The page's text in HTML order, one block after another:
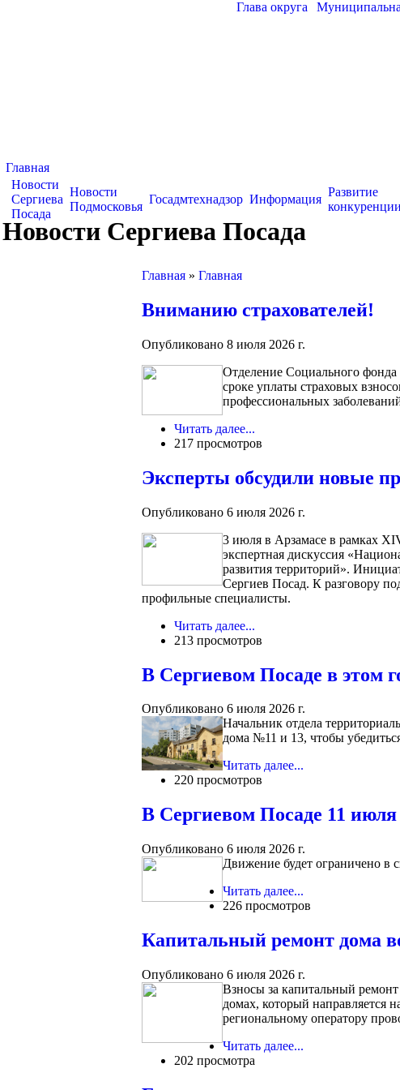
Глава округа
Главная
Новости
Сергиева
Посада
Новости
Подмосковья
Госадмтехнадзор Информация
Развитие
конкуренции
Новости Сергиева Посада
Главная » Главная
Вниманию страхователей!
Опубликовано 8 июля 2026 г.
Отделение Социального
сроке уплаты страховых
профессиональных
Читать далее...
217 просмотров
Эксперты обсудили новые
Опубликовано 6 июля 2026 г.
3 июля в Арзамасе в рамках
экспертная дискуссия
развития территорий».
Сергиев Посад. К разговору
профильные специалисты.
Читать далее...
213 просмотров
В Сергиевом Посаде в этом
Опубликовано 6 июля 2026 г.
Начальник отдела
дома №11 и 13, чтобы
Читать далее...
220 просмотров
В Сергиевом Посаде 11 июля
Опубликовано 6 июля 2026 г.
Движение будет ограничено в
Читать далее...
226 просмотров
Капитальный ремонт дома
Опубликовано 6 июля 2026 г.
Взносы за капитальный
домах, который направляется
региональному оператору
Читать далее...
202 просмотра